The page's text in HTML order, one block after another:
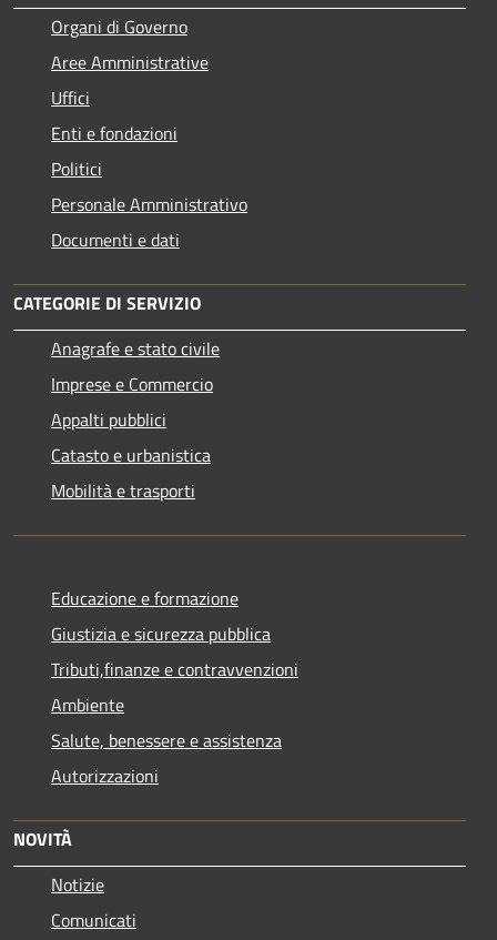
Organi di Governo
Aree Amministrative
Uffici
Enti e fondazioni
Politici
Personale Amministrativo
Documenti e dati
CATEGORIE DI SERVIZIO
Anagrafe e stato civile
Imprese e Commercio
Appalti pubblici
Catasto e urbanistica
Mobilità e trasporti
Educazione e formazione
Giustizia e sicurezza pubblica
Tributi,finanze e contravvenzioni
Ambiente
Salute, benessere e assistenza
Autorizzazioni
NOVITÀ
Notizie
Comunicati